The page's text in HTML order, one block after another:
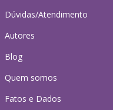
Dúvidas/Atendimento
Autores
Blog
Quem somos
Fatos e Dados